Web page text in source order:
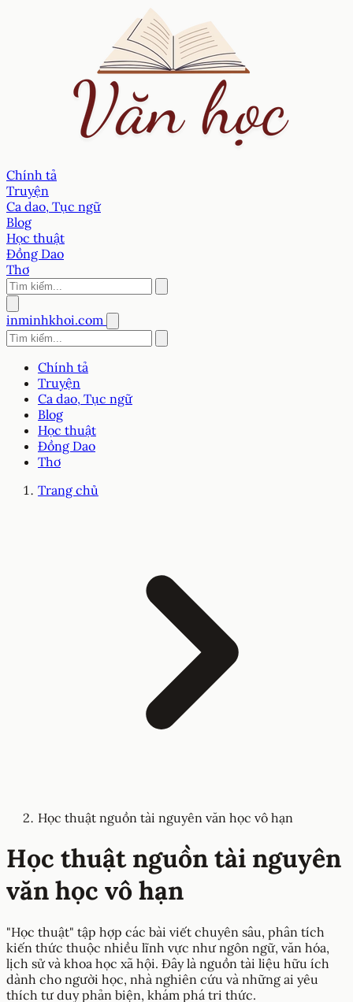
Chính tả
Truyện
Ca dao, Tục ngữ
Blog
Học thuật
Đồng Dao
Thơ
inminhkhoi.com
Chính tả
Truyện
Ca dao, Tục ngữ
Blog
Học thuật
Đồng Dao
Thơ
Trang chủ
Học thuật nguồn tài nguyên văn học vô hạn
Học thuật nguồn tài nguyên
văn học vô hạn
"Học thuật" tập hợp các bài viết chuyên sâu, phân tích
kiến thức thuộc nhiều lĩnh vực như ngôn ngữ, văn hóa,
lịch sử và khoa học xã hội. Đây là nguồn tài liệu hữu ích
dành cho người học, nhà nghiên cứu và những ai yêu
thích tư duy phản biện, khám phá tri thức.